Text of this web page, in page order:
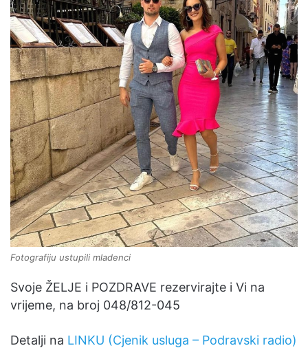
Fotografiju ustupili mladenci
Svoje ŽELJE i POZDRAVE rezervirajte i Vi na
vrijeme, na broj 048/812-045
Detalji na LINKU (Cjenik usluga – Podravski radio)